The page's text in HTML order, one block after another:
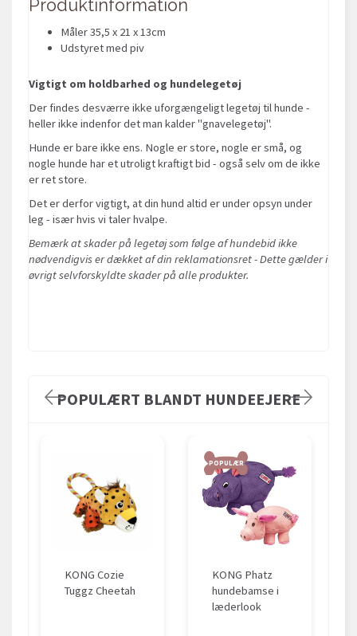
Produktinformation
Måler 35,5 x 21 x 13cm
Udstyret med piv
Vigtigt om holdbarhed og hundelegetøj
Der findes desværre ikke uforgængeligt legetøj til hunde -
heller ikke indenfor det man kalder "gnavelegetøj".
Hunde er bare ikke ens. Nogle er store, nogle er små, og
nogle hunde har et utroligt kraftigt bid - også selv om de ikke
er ret store.
Det er derfor vigtigt, at din hund altid er under opsyn under
leg - især hvis vi taler hvalpe.
Bemærk at skader på legetøj som følge af hundebid ikke
nødvendigvis er dækket af din reklamationsret - Dette gælder i
øvrigt selvforskyldte skader på alle produkter.
POPULÆRT BLANDT HUNDEEJERE
KONG Cozie
Tuggz Cheetah
POPULÆR
KONG Phatz
hundebamse i
læderlook